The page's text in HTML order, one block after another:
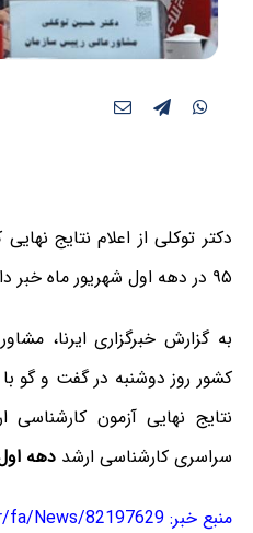
دکتر توکلی از اعلام نتایج
۹۵ در دهه اول شهریور ماه خبر داد.
به گزارش خبرگزاری ایرنا،
کشور روز دوشنبه در گفت و گو
نتایج نهایی آزمون کارشناسی
سراسری کارشناسی ارشددهه
منبع خبر:fa/News/82197629